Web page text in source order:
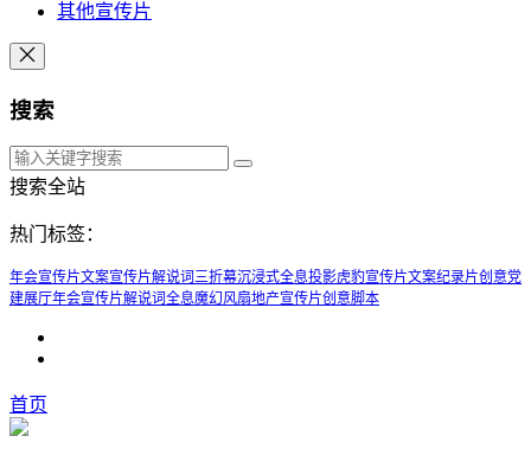
其他宣传片
搜索
搜索全站
热门标签：
年会宣传片文案宣传片解说词三折幕沉浸式全息投影虎豹宣传片文案纪录片创意党
建展厅年会宣传片解说词全息魔幻风扇地产宣传片创意脚本
首页